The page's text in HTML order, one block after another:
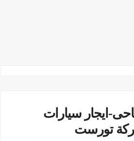
ايجار سيارات
تورست